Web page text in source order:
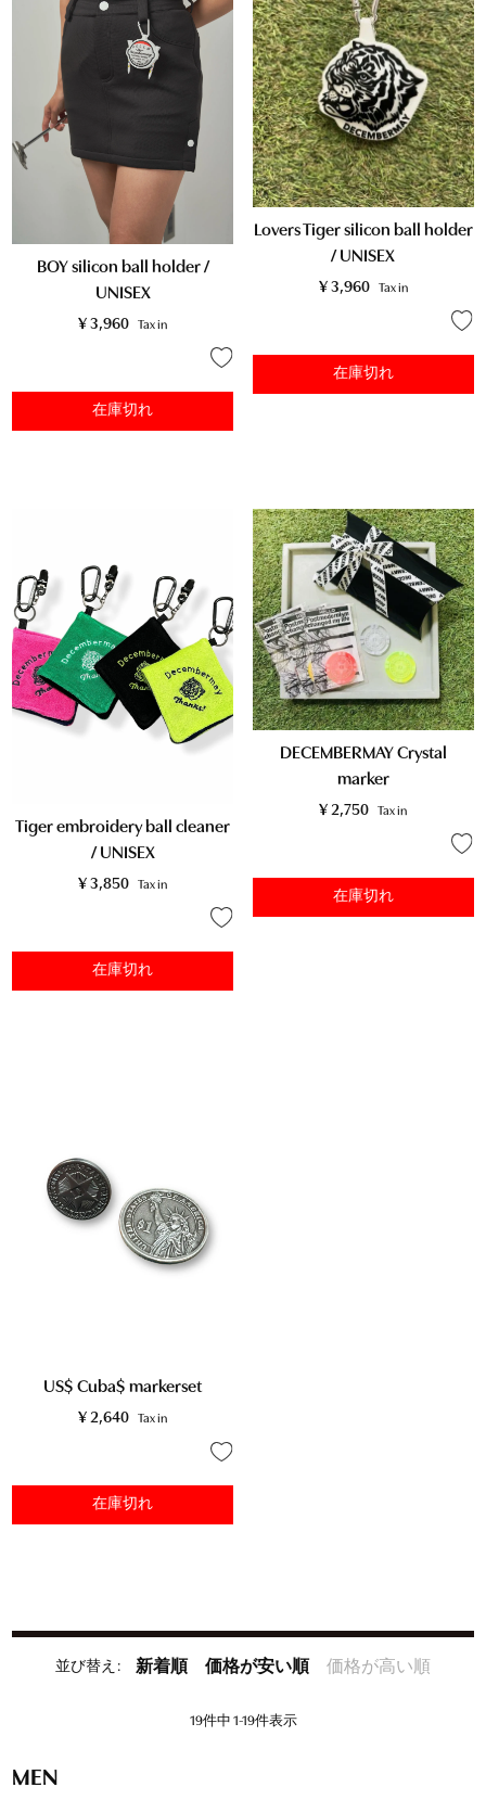
MEN
BOY silicon ball holder /
UNISEX
¥ 3,960 Tax in
在庫切れ
Lovers Tiger silicon ball holder
/ UNISEX
¥ 3,960 Tax in
在庫切れ
Tiger embroidery ball cleaner
/ UNISEX
¥ 3,850 Tax in
在庫切れ
DECEMBERMAY Crystal
marker
¥ 2,750 Tax in
在庫切れ
US$ Cuba$ markerset
¥ 2,640 Tax in
在庫切れ
並び替え 新着順 価格が安い順 価格が高い順
19件中 1-19件表示